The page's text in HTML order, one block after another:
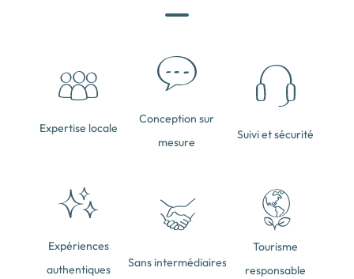
Expertise locale
Conception sur
mesure
Suivi et sécurité
Expériences
authentiques
Sans intermédiaires
Tourisme
responsable